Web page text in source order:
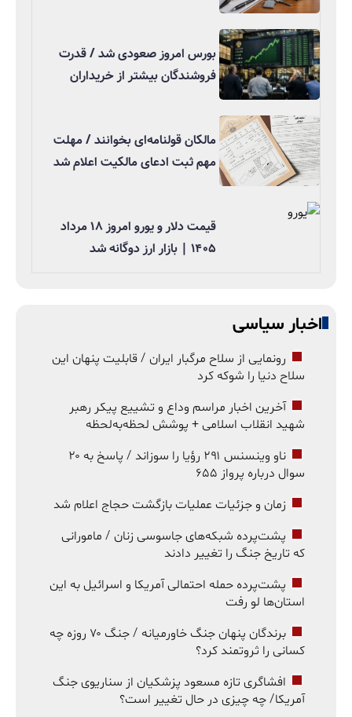
بورس امروز صعودی شد / قدرت
فروشندگان بیشتر از خریداران
مالکان قولنامه‌ای بخوانند / مهلت
مهم ثبت ادعای مالکیت اعلام شد
قیمت دلار و یورو امروز ۱۸ مرداد
۱۴۰۵ | بازار ارز دوگانه شد
اخبار سیاسی
رونمایی از سلاح مرگبار ایران / قابلیت پنهان این
سلاح دنیا را شوکه کرد
آخرین اخبار مراسم وداع و تشییع پیکر رهبر
شهید انقلاب اسلامی + پوشش لحظه‌به‌لحظه
ناو وینسنس ۲۹۱ رؤیا را سوزاند / پاسخ به ۲۰
سوال درباره پرواز ۶۵۵
زمان و جزئیات عملیات بازگشت حجاج اعلام شد
پشت‌پرده شبکه‌های جاسوسی زنان / مامورانی
که تاریخ جنگ را تغییر دادند
پشت‌پرده حمله احتمالی آمریکا و اسرائیل به این
استان‌ها لو رفت
برندگان پنهان جنگ خاورمیانه / جنگ ۷۰ روزه چه
کسانی را ثروتمند کرد؟
افشاگری تازه مسعود پزشکیان از سناریوی جنگ
آمریکا/ چه چیزی در حال تغییر است؟